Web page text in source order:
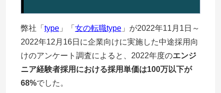
弊社「 type」「 女の転職type」が2022年11月1日～
2022年12月16日に企業向けに実施した中途採用向
けのアンケート調査によると、2022年度のエンジ
ニア経験者採用における採用単価は100万以下が
68%でした。